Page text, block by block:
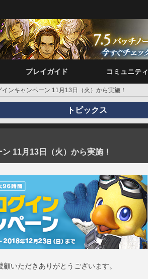
プレイガイド コミュニティ
ンキャンペーン 11月13日（火）から実施！
トピックス
11月13日（火）から実施！
いただきありがとうございます。